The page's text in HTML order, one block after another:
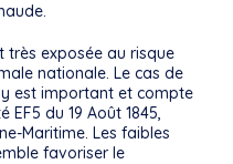
très exposée au risque
nationale. Le cas de
est important et compte
du 19 Août 1845,
Maritime. Les faibles
favoriser le